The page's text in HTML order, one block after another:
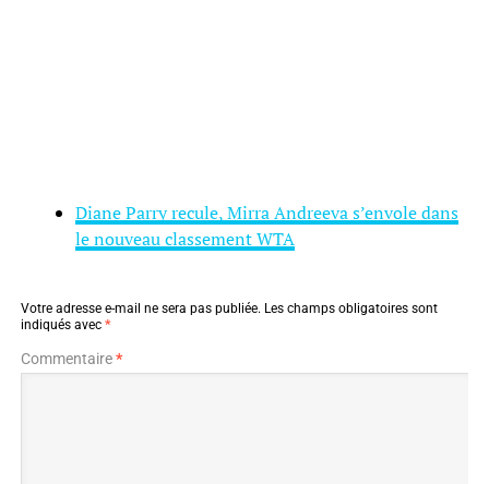
Diane Parry recule, Mirra Andreeva s’envole dans
le nouveau classement WTA
Votre adresse e-mail ne sera pas publiée. Les champs obligatoires sont
indiqués avec *
Commentaire*